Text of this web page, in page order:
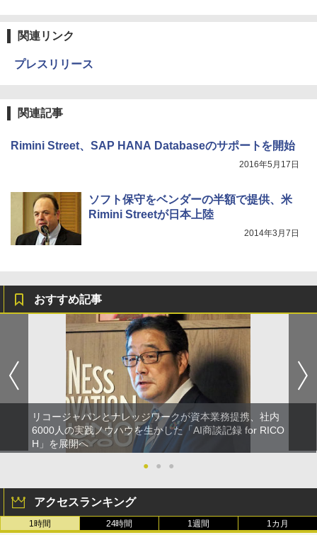
関連リンク
プレスリリース
関連記事
Rimini Street、SAP HANA Databaseのサポートを開始
2016年5月17日
ソフト保守をベンダーの半額で提供、米
Rimini Streetが日本上陸
2014年3月7日
おすすめ記事
リコージャパンとナレッジワークが資本業務提携、社内
6000人の実践ノウハウを生かした「AI商談記録 for RICO
H」を展開へ
●
● ●
アクセスランキング
1時間 24時間 1週間 1カ月